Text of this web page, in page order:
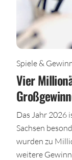
Spiele &
Vier
Das Jahr 2026
Sachsen
wurden zu
weitere